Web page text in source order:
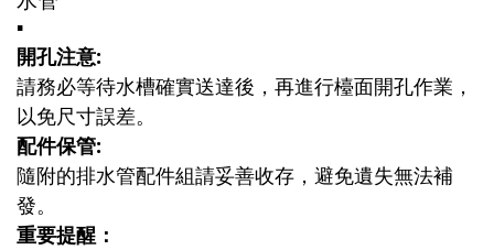
▪️
開孔注意:
請務必等待水槽確實送達後，再進行檯面開孔作業，
以免尺寸誤差。
配件保管:
隨附的排水管配件組請妥善收存，避免遺失無法補
發。
重要提醒：